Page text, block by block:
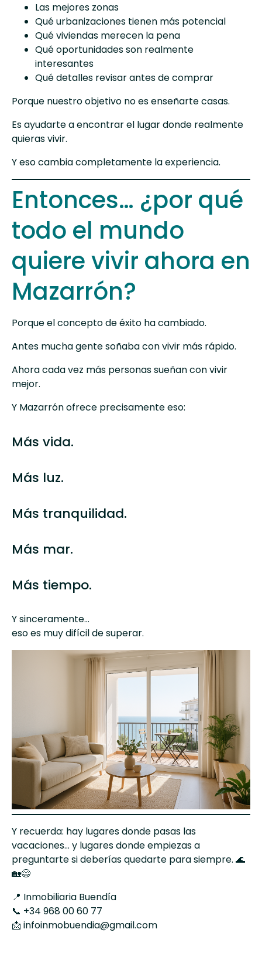
Las mejores zonas
Qué urbanizaciones tienen más potencial
Qué viviendas merecen la pena
Qué oportunidades son realmente
interesantes
Qué detalles revisar antes de comprar
Porque nuestro objetivo no es enseñarte casas.
Es ayudarte a encontrar el lugar donde realmente
quieras vivir.
Y eso cambia completamente la experiencia.
Entonces… ¿por qué
todo el mundo
quiere vivir ahora en
Mazarrón?
Porque el concepto de éxito ha cambiado.
Antes mucha gente soñaba con vivir más rápido.
Ahora cada vez más personas sueñan con vivir
mejor.
Y Mazarrón ofrece precisamente eso:
Más vida.
Más luz.
Más tranquilidad.
Más mar.
Más tiempo.
Y sinceramente…
eso es muy difícil de superar.
Y recuerda: hay lugares donde pasas las
vacaciones… y lugares donde empiezas a
preguntarte si deberías quedarte para siempre. 🌊
🏡😄
📍 Inmobiliaria Buendía
📞 +34 968 00 60 77
📩 infoinmobuendia@gmail.com